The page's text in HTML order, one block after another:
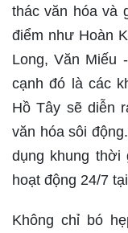
thác văn hóa và
điểm như Hoàn
Long, Văn Miếu
cạnh đó là các
Hồ Tây sẽ diễn
văn hóa sôi
dụng khung
hoạt động 24/7
Không chỉ bó